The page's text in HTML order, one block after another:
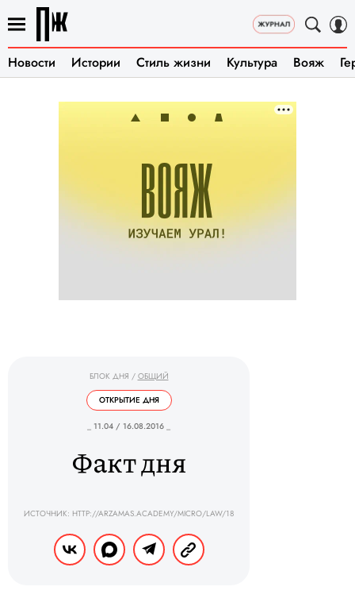
Новости Истории Стиль жизни Культура Вояж
БЛОК ДНЯ / ОБЩИЙ
ОТКРЫТИЕ ДНЯ
_ 11.04 / 16.08.2016 _
Факт дня
ИСТОЧНИК: HTTP://ARZAMAS.ACADEMY/MICRO/LAW/18